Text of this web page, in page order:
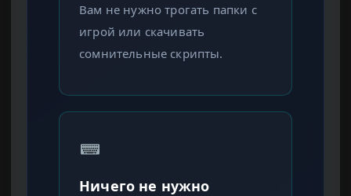
Вам не нужно трогать папки с
игрой или скачивать
сомнительные скрипты.
Ничего не нужно